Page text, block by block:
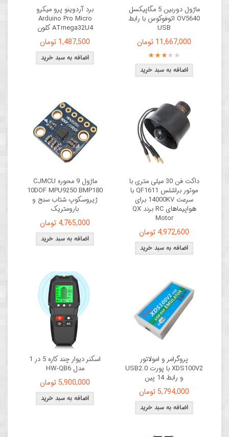
ماژول دوربین 5 مگاپیکسل
OV5640 اتوفوکوس با رابط
USB
11,667,000 تومان
برد آردوینو پرو میکرو
Arduino Pro Micro
ATmega32U4 کلون
1,487,500 تومان
داکت فن 30 میلی متری با
موتور براشلس QF1611 با
سرعت 14000KV برای
هواپیماهای RC برند QX
Motor
4,972,600 تومان
ماژول 9 محوره CJMCU
10DOF MPU9250 BMP180
ژیروسکوپ شتاب سنج و
بارومتریک
4,765,000 تومان
پروگرامر و امولاتور
XDS100V2 با پورت USB2.0
و رابط 14 پین
5,794,000 تومان
اسکنر دیوار چند کاره 5 در 1
مدل HW-QB6
5,900,000 تومان